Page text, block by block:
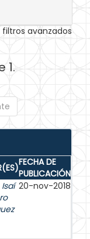
filtros avanzados
1.
FECHA DE
PUBLICACIÓN
20-nov-2018